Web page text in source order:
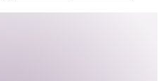
aktuelle Form.